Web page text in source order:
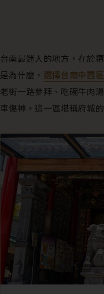
台南最迷人的地方，在於
是為什麼， 選擇台南中西
老街一路參拜、吃碗牛肉
車傷神。這一區堪稱府城